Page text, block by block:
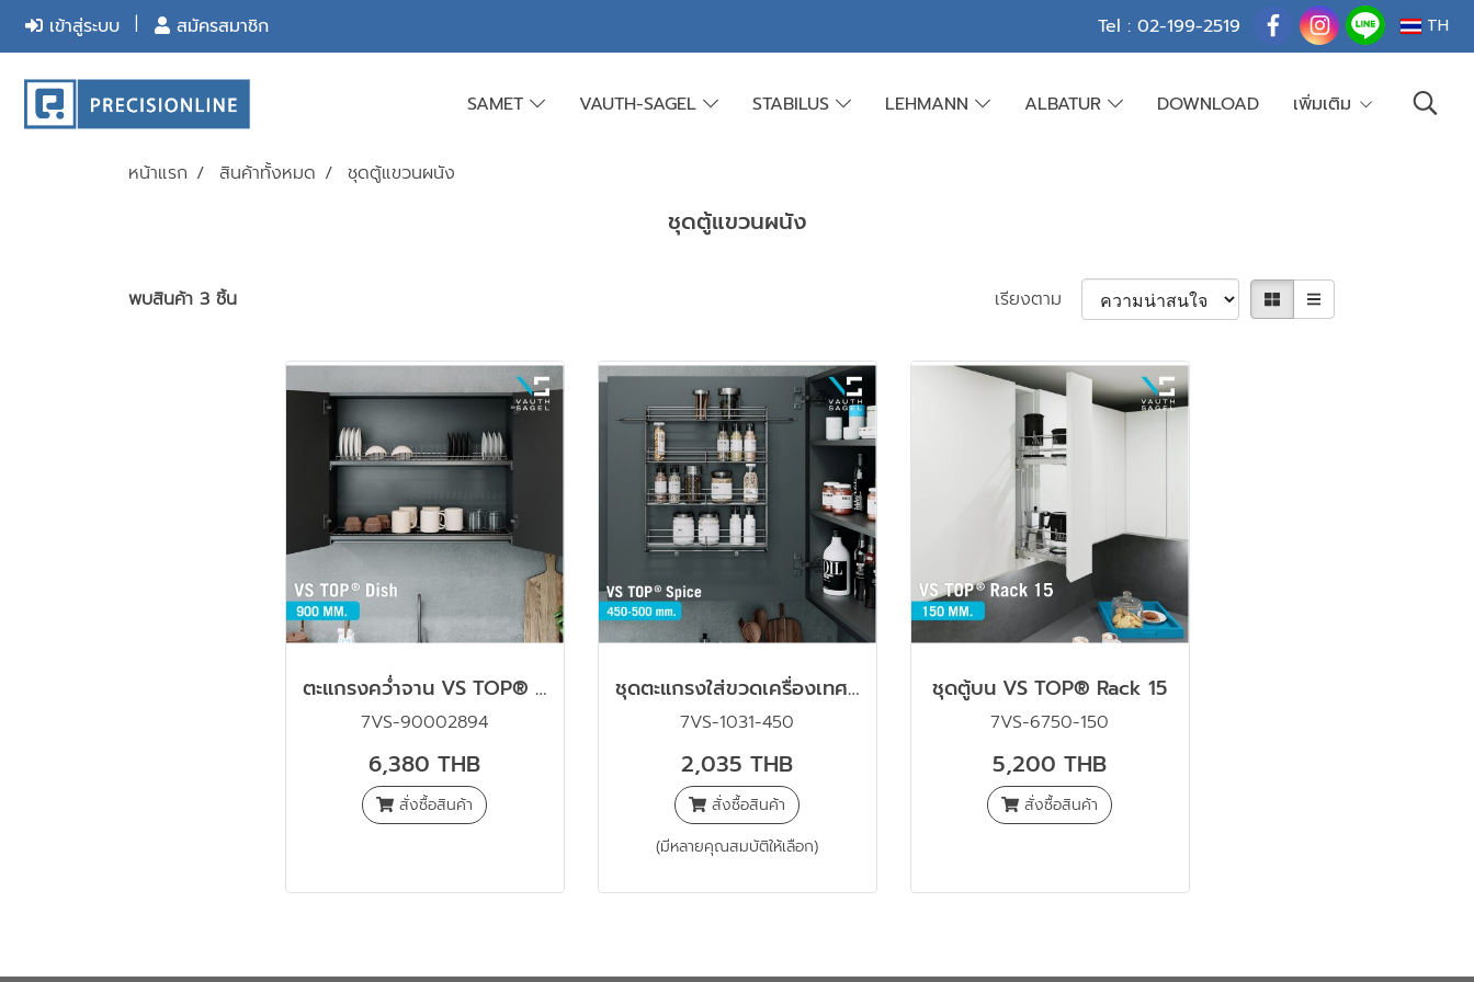
เข้าสู่ระบบ สมัครสมาชิก Tel : 02-199-2519 TH
SAMET VAUTH-SAGEL STABILUS LEHMANN ALBATUR DOWNLOAD เพิ่มเติม
หน้าแรก สินค้าทั้งหมด ชุดตู้แขวนผนัง
ชุดตู้แขวนผนัง
พบสินค้า 3 ชิ้น เรียงตาม
ตะแกรงคว่ำจาน VS TOP® Dish (สำหรับไม้ 19 มม.)
7VS-90002894
6,380 THB
สั่งซื้อสินค้า
ชุดตะแกรงใส่ขวดเครื่องเทศ VS TOP® Spice
7VS-1031-450
2,035 THB
สั่งซื้อสินค้า
(มีหลายคุณสมบัติให้เลือก)
ชุดตู้บน VS TOP® Rack 15
7VS-6750-150
5,200 THB
สั่งซื้อสินค้า